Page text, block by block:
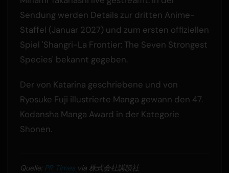
Sendung werden Details zur dritten Anime-
Staffel (Januar 2027) und zum ersten offiziellen
Spiel 'Shangri-La Frontier: The Seven Strongest
Species' bekannt gegeben.
Der von Katarina geschriebene und von
Ryosuke Fuji illustrierte Manga gewann den 47.
Kodansha Manga Award in der Kategorie
Shonen.
Quelle: PR Timesvia 株式会社講談社